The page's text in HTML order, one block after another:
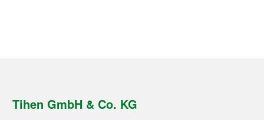
Tihen GmbH & Co. KG